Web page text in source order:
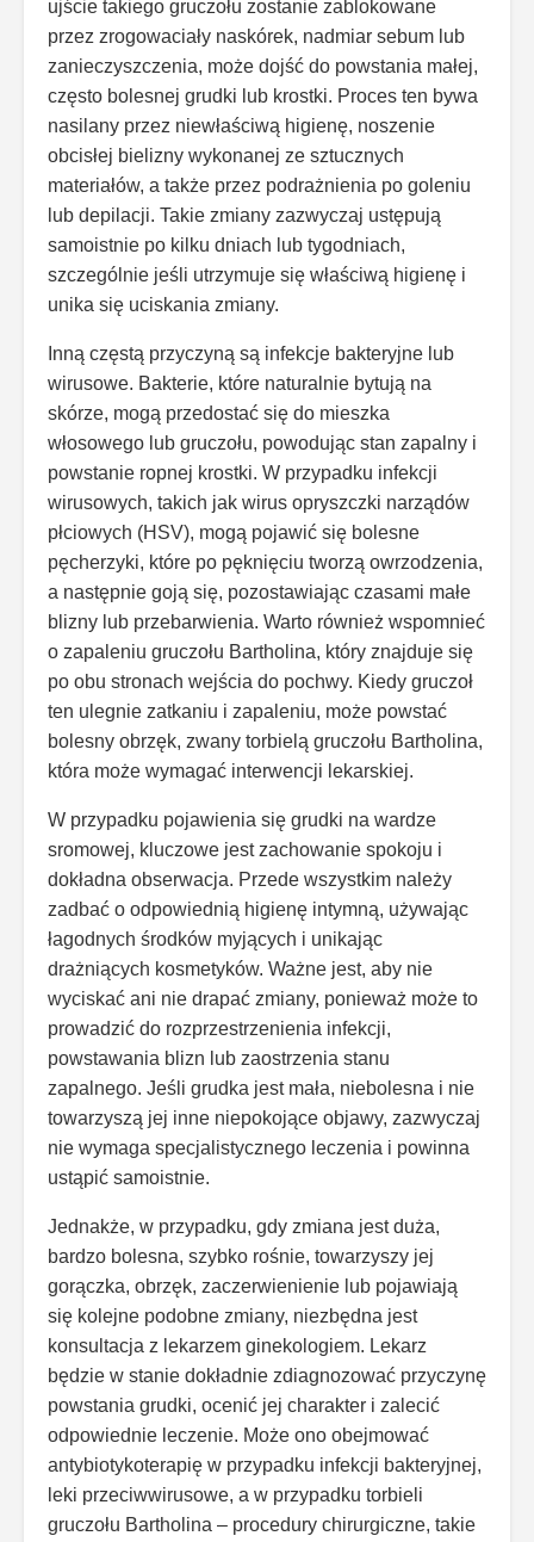
ujście takiego gruczołu zostanie zablokowane
przez zrogowaciały naskórek, nadmiar sebum lub
zanieczyszczenia, może dojść do powstania małej,
często bolesnej grudki lub krostki. Proces ten bywa
nasilany przez niewłaściwą higienę, noszenie
obcisłej bielizny wykonanej ze sztucznych
materiałów, a także przez podrażnienia po goleniu
lub depilacji. Takie zmiany zazwyczaj ustępują
samoistnie po kilku dniach lub tygodniach,
szczególnie jeśli utrzymuje się właściwą higienę i
unika się uciskania zmiany.
Inną częstą przyczyną są infekcje bakteryjne lub
wirusowe. Bakterie, które naturalnie bytują na
skórze, mogą przedostać się do mieszka
włosowego lub gruczołu, powodując stan zapalny i
powstanie ropnej krostki. W przypadku infekcji
wirusowych, takich jak wirus opryszczki narządów
płciowych (HSV), mogą pojawić się bolesne
pęcherzyki, które po pęknięciu tworzą owrzodzenia,
a następnie goją się, pozostawiając czasami małe
blizny lub przebarwienia. Warto również wspomnieć
o zapaleniu gruczołu Bartholina, który znajduje się
po obu stronach wejścia do pochwy. Kiedy gruczoł
ten ulegnie zatkaniu i zapaleniu, może powstać
bolesny obrzęk, zwany torbielą gruczołu Bartholina,
która może wymagać interwencji lekarskiej.
W przypadku pojawienia się grudki na wardze
sromowej, kluczowe jest zachowanie spokoju i
dokładna obserwacja. Przede wszystkim należy
zadbać o odpowiednią higienę intymną, używając
łagodnych środków myjących i unikając
drażniących kosmetyków. Ważne jest, aby nie
wyciskać ani nie drapać zmiany, ponieważ może to
prowadzić do rozprzestrzenienia infekcji,
powstawania blizn lub zaostrzenia stanu
zapalnego. Jeśli grudka jest mała, niebolesna i nie
towarzyszą jej inne niepokojące objawy, zazwyczaj
nie wymaga specjalistycznego leczenia i powinna
ustąpić samoistnie.
Jednakże, w przypadku, gdy zmiana jest duża,
bardzo bolesna, szybko rośnie, towarzyszy jej
gorączka, obrzęk, zaczerwienienie lub pojawiają
się kolejne podobne zmiany, niezbędna jest
konsultacja z lekarzem ginekologiem. Lekarz
będzie w stanie dokładnie zdiagnozować przyczynę
powstania grudki, ocenić jej charakter i zalecić
odpowiednie leczenie. Może ono obejmować
antybiotykoterapię w przypadku infekcji bakteryjnej,
leki przeciwwirusowe, a w przypadku torbieli
gruczołu Bartholina – procedury chirurgiczne, takie